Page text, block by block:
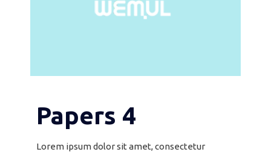
Papers 4
Lorem ipsum dolor sit amet, consectetur